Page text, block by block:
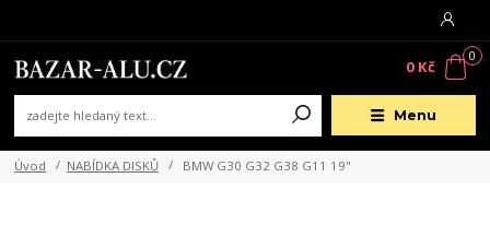
Menu
0
0 Kč
Úvod NABÍDKA DISKŮ BMW G30 G32 G38 G11 19"